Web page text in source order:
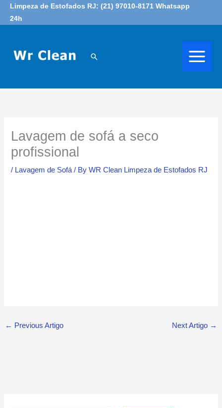
SkipLimpeza de Estofados RJ: (21) 97010-8171 Whatsapp
24h
Search
Lavagem de sofá a seco
profissional
/ Lavagem de Sofá/ ByWR Clean Limpeza de Estofados RJ
← Previous Artigo Next Artigo →